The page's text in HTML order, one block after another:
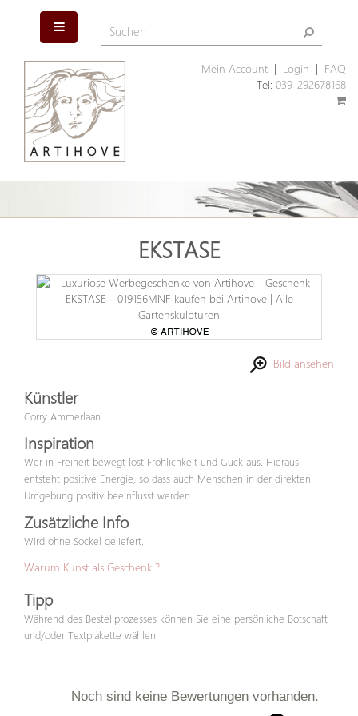
Mein Account| Login
FAQ
Tel: 039-292678168
EKSTASE
Bild ansehen
Künstler
Corry Ammerlaan
Inspiration
Wer in Freiheit bewegt löst Fröhlichkeit und Gück aus. Hieraus
entsteht positive Energie, so dass auch Menschen in der direkten
Umgebung positiv beeinflusst werden.
Zusätzliche Info
Wird ohne Sockel geliefert.
Warum Kunst als Geschenk ?
Tipp
Während des Bestellprozesses können Sie eine persönliche Botschaft
und/oder Textplakette wählen.
Noch sind keine Bewertungen vorhanden.